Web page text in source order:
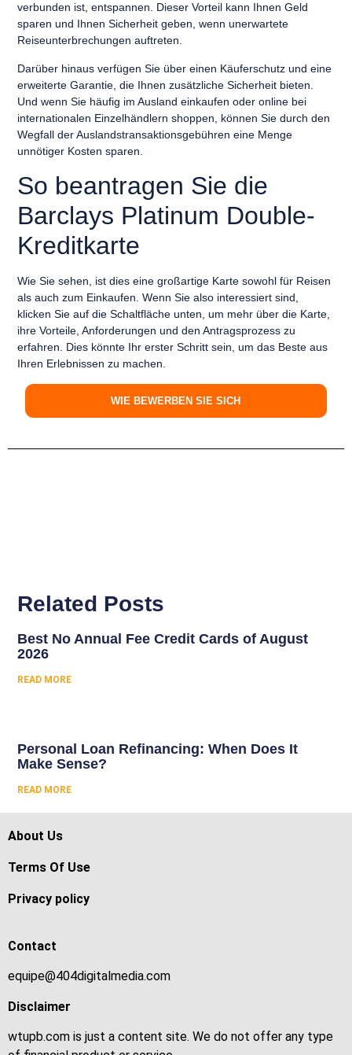
verbunden ist, entspannen. Dieser Vorteil kann Ihnen Geld
sparen und Ihnen Sicherheit geben, wenn unerwartete
Reiseunterbrechungen auftreten.
Darüber hinaus verfügen Sie über einen Käuferschutz und eine
erweiterte Garantie, die Ihnen zusätzliche Sicherheit bieten.
Und wenn Sie häufig im Ausland einkaufen oder online bei
internationalen Einzelhändlern shoppen, können Sie durch den
Wegfall der Auslandstransaktionsgebühren eine Menge
unnötiger Kosten sparen.
So beantragen Sie die
Barclays Platinum Double-
Kreditkarte
Wie Sie sehen, ist dies eine großartige Karte sowohl für Reisen
als auch zum Einkaufen. Wenn Sie also interessiert sind,
klicken Sie auf die Schaltfläche unten, um mehr über die Karte,
ihre Vorteile, Anforderungen und den Antragsprozess zu
erfahren. Dies könnte Ihr erster Schritt sein, um das Beste aus
Ihren Erlebnissen zu machen.
WIE BEWERBEN SIE SICH
Related Posts
Best No Annual Fee Credit Cards of August
2026
READ MORE
Personal Loan Refinancing: When Does It
Make Sense?
READ MORE
About Us
Terms Of Use
Privacy policy
Contact
equipe@404digitalmedia.com
Disclaimer
wtupb.com is just a content site. We do not offer any type